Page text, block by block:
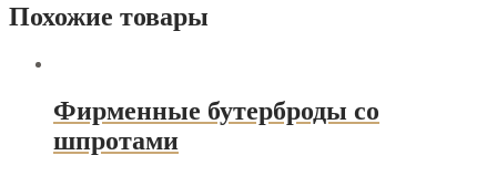
Похожие товары
Фирменные бутерброды со
шпротами